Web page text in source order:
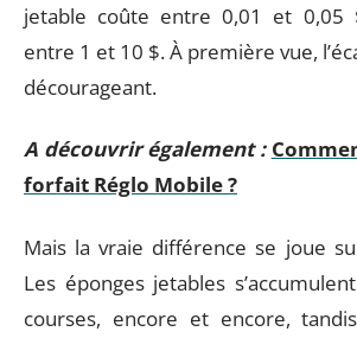
jetable coûte entre 0,01 et 0,05
entre 1 et 10 $. À première vue,
décourageant.
A découvrir également :
forfait Réglo Mobile ?
Mais la vraie différence se joue
Les éponges jetables
courses, encore et encore,